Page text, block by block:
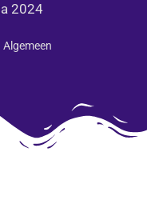
2024
Algemeen